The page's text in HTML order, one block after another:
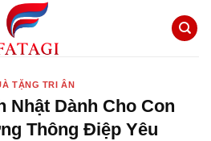
TẶNG TRI ÂN
Nhật Dành Cho Con
Thông Điệp Yêu